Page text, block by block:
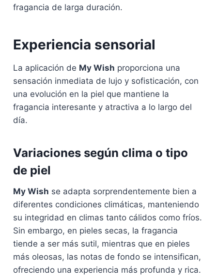
fragancia de larga duración.
Experiencia sensorial
La aplicación de My Wish proporciona una
sensación inmediata de lujo y sofisticación, con
una evolución en la piel que mantiene la
fragancia interesante y atractiva a lo largo del
día.
Variaciones según clima o tipo
de piel
My Wish se adapta sorprendentemente bien a
diferentes condiciones climáticas, manteniendo
su integridad en climas tanto cálidos como fríos.
Sin embargo, en pieles secas, la fragancia
tiende a ser más sutil, mientras que en pieles
más oleosas, las notas de fondo se intensifican,
ofreciendo una experiencia más profunda y rica.